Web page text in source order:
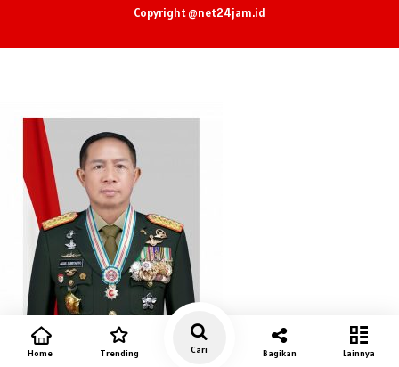
Copyright @net24jam.id
Home Trending Cari Bagikan Lainnya